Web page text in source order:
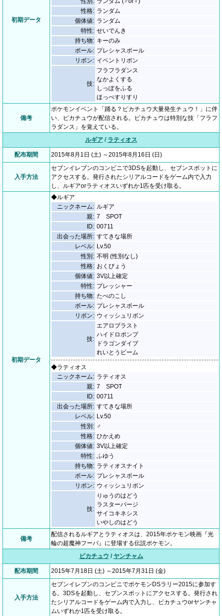
初期データ
性格: ランダム
個体値: ランダム
特性: せいでんき
持ち物: キーのみ
ボール: プレシャスボール
リボン: イベントリボン
技:
フラフラダンス
なかよくする
しっぽをふる
ほっぺすりすり
備考
ポケモンイベント「踊る？ピカチュウ大量発生チュウ！」に伴
い、ピカチュウが配信される。ピカチュウは特別な技「フラフ
ラダンス」を覚えている。
ルギア/ ラティオス
配布期間 2015年8月1日 (土) ～2015年8月16日 (日)
入手方法
セブンイレブンのコンビニで3DSを起動し、セブンスポットに
アクセスする。発行されたシリアルコードをゲーム内で入力
し、ルギアorラティオスいずれか1匹を受け取る。
初期データ
◆ルギア
ニックネーム: ルギア
親: 7 SPOT
ID: 00711
出会った場所: すてきな場所
レベル: Lv.50
性別: 不明 (性別なし)
性格: おくびょう
個体値: 3V以上確定
特性: プレッシャー
持ち物: たべのこし
ボール: プレシャスボール
リボン: ウィッシュリボン
技:
エアロブラスト
ハイドロポンプ
ドラゴンダイブ
れいとうビーム
◆ラティオス
ニックネーム: ラティオス
親: 7 SPOT
ID: 00711
出会った場所: すてきな場所
レベル: Lv.50
性別: ♂
性格: ひかえめ
個体値: 3V以上確定
特性: ふゆう
持ち物: ラティオスナイト
ボール: プレシャスボール
リボン: ウィッシュリボン
技:
りゅうのはどう
ラスターパージ
サイコキネシス
いやしのはどう
備考
配信されるルギアとラティオスは、2015年ポケモン映画『光
輪の超魔神フーパ』に登場する伝説ポケモン。
ピカチュウ / ヤンチャム
配布期間 2015年7月18日 (土) ～2015年7月31日 (金)
入手方法
セブンイレブンのコンビニでポケモンDSラリー2015に参加す
る。3DSを起動し、セブンスポットにアクセスする。発行され
たシリアルコードをゲーム内で入力し、ピカチュウorヤンチャ
ムいずれか1匹を受け取る。